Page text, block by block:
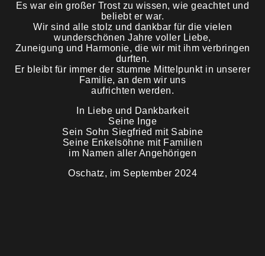
Es war ein großer Trost zu wissen, wie geachtet und
beliebt er war.
Wir sind alle stolz und dankbar für die vielen
wunderschönen Jahre voller Liebe,
Zuneigung und Harmonie, die wir mit ihm verbringen
durften.
Er bleibt für immer der stumme Mittelpunkt in unserer
Familie, an dem wir uns
aufrichten werden.
In Liebe und Dankbarkeit
Seine Inge
Sein Sohn Siegfried mit Sabine
Seine Enkelsöhne mit Familien
im Namen aller Angehörigen
Oschatz, im September 2024